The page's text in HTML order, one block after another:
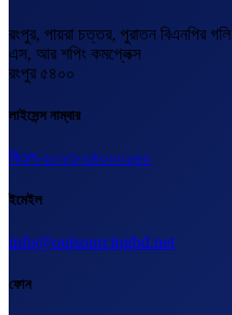
রংপুর, পায়রা চত্তর, পুরাতন বিএনপির গলি
এস, আর শপিং কমপ্লেক্স
রংপুর ৫৪০০
লাইসেন্স নাম্বার
বিএল-২০২৩-২৪০০০১৬২
ইমেইল
info@outsourcingbd.net
ফোন